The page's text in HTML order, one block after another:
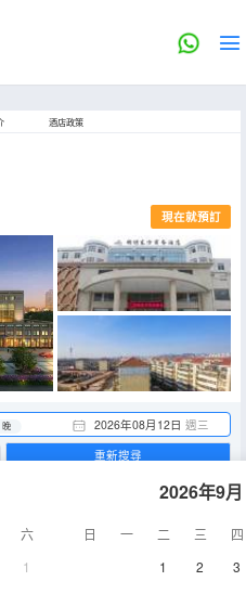
酒店政策
現在就預訂
2026年08月12日 週三
晚
六
1
2026年9月
日 一 二 三
四
1
2 3
重新搜尋
空調